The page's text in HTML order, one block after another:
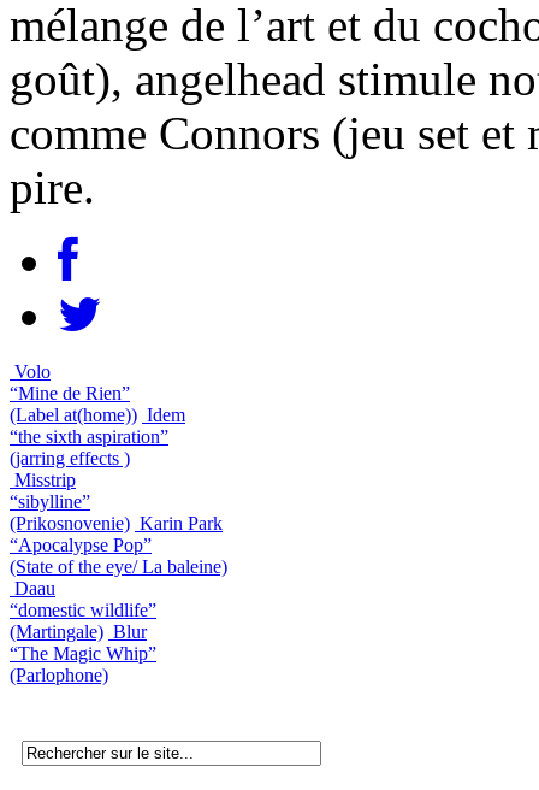
mélange de l’art et du
goût), angelhead stimule
comme Connors (jeu set et
pire.
Volo
“Mine de Rien”
(Label at(home)) Idem
“the sixth aspiration”
(jarring effects )
Misstrip
“sibylline”
(Prikosnovenie) Karin Park
“Apocalypse Pop”
(State of the eye/ La baleine)
Daau
“domestic wildlife”
(Martingale) Blur
“The Magic Whip”
(Parlophone)